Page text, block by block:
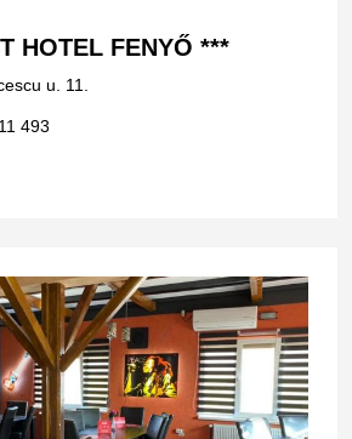
HOTEL FENYŐ ***
u. 11.
493